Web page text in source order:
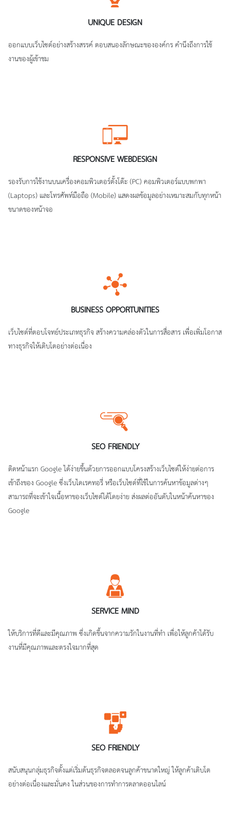
UNIQUE DESIGN
ออกแบบเว็บไซต์อย่างสร้างสรรค์ ตอบสนองลักษณะขององค์กร คำนึงถึงการใช้
งานของผู้เข้าชม
RESPONSIVE WEBDESIGN
รองรับการใช้งานบนเครื่องคอมพิวเตอร์ตั้งโต๊ะ (PC) คอมพิวเตอร์แบบพกพา
(Laptops) และโทรศัพท์มือถือ (Mobile) แสดงผลข้อมูลอย่างเหมาะสมกับทุกหน้า
ขนาดของหน้าจอ
BUSINESS OPPORTUNITIES
เว็บไซต์ที่ตอบโจทย์ประเภทธุรกิจ สร้างความคล่องตัวในการสื่อสาร เพื่อเพิ่มโอกาส
ทางธุรกิจให้เติบโตอย่างต่อเนื่อง
SEO FRIENDLY
ติดหน้าแรก Google ได้ง่ายขึ้นด้วยการออกแบบโครงสร้างเว็บไซต์ให้ง่ายต่อการ
เข้าถึงของ Google ซึ่งเว็บไดเรคทอรี่ หรือเว็บไซต์ที่ใช้ในการค้นหาข้อมูลต่างๆ
สามารถที่จะเข้าใจเนื้อหาของเว็บไซต์ได้โดยง่าย ส่งผลต่ออันดับในหน้าค้นหาของ
Google
SERVICE MIND
ให้บริการที่ดีและมีคุณภาพ ซึ่งเกิดขึ้นจากความรักในงานที่ทำ เพื่อให้ลูกค้าได้รับ
งานที่มีคุณภาพและตรงใจมากที่สุด
SEO FRIENDLY
สนับสนุนกลุ่มธุรกิจตั้งแต่เริ่มต้นธุรกิจตลอดจนลูกค้าขนาดใหญ่ ให้ลูกค้าเติบโต
อย่างต่อเนื่องและมั่นคง ในส่วนของการทำการตลาดออนไลน์